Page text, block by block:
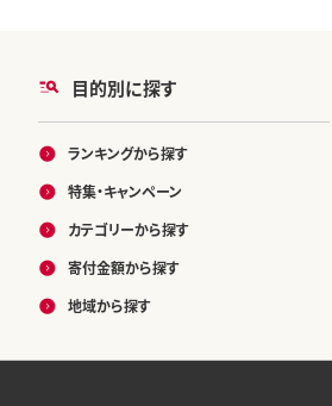
目的別に探す
ランキングから探す
特集・キャンペーン
カテゴリーから探す
寄付金額から探す
地域から探す